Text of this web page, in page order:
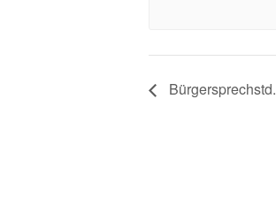
Bürgersprechstd.